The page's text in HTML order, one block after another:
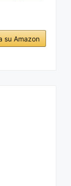
su Amazon